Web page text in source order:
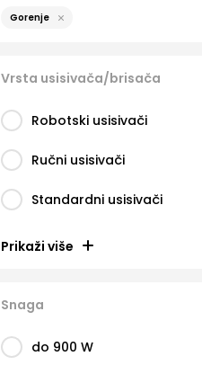
Vrsta usisivača/brisača
Robotski usisivači
Ručni usisivači
Standardni usisivači
Prikaži više
Snaga
do 900 W
Gorenje